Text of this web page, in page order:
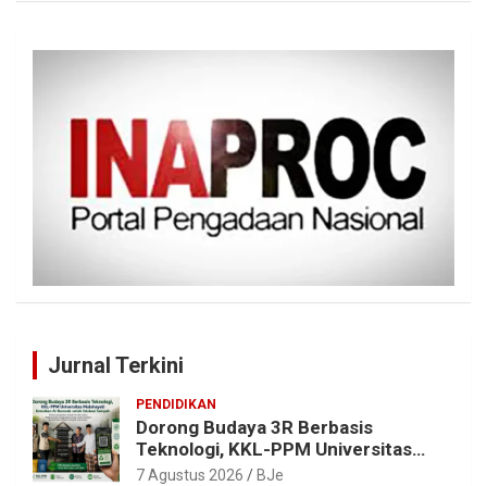
Jurnal Terkini
PENDIDIKAN
Dorong Budaya 3R Berbasis
Teknologi, KKL-PPM Universitas
Malahayati Kenalkan AI Barcode
7 Agustus 2026 BJe